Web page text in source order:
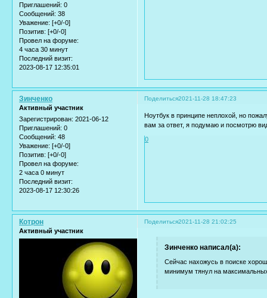
Приглашений: 0
Сообщений: 38
Уважение: [+0/-0]
Позитив: [+0/-0]
Провел на форуме:
4 часа 30 минут
Последний визит:
2023-08-17 12:35:01
Поделиться2021-11-28 18:47:23
Зинченко
Активный участник
Зарегистрирован: 2021-06-12
Приглашений: 0
Сообщений: 48
Уважение: [+0/-0]
Позитив: [+0/-0]
Провел на форуме:
2 часа 0 минут
Последний визит:
2023-08-17 12:30:26
Ноутбук в принципе неплохой, но
вам за ответ, я подумаю и посмотрю
0
Поделиться2021-11-28 21:02:25
Котрон
Активный участник
Зинченко написал(а):
Сейчас нахожусь в поиске
минимум тянул на